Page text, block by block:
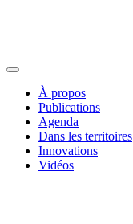
À propos
Publications
Agenda
Dans les territoires
Innovations
Vidéos